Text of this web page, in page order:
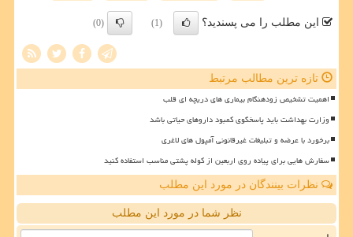
این مطلب را می پسندید؟ (1)
(0)
تازه ترین مطالب مرتبط
اهمیت تشخیص زودهنگام بیماری های دریچه ای قلب
وزارت بهداشت باید پاسخگوی کمبود داروهای حیاتی باشد
برخورد با عرضه و تبلیغات غیرقانونی آمپول های لاغری
سفارش هایی برای پیاده روی اربعین از کوله پشتی مناسب استفاده کنید
نظرات بینندگان در مورد این مطلب
نظر شما در مورد این مطلب